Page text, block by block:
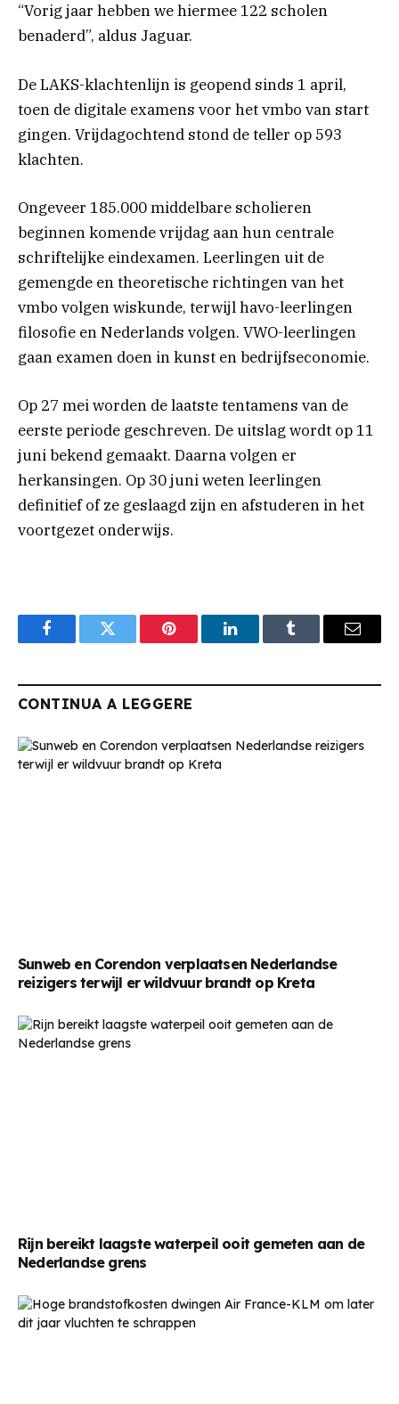
“Vorig jaar hebben we hiermee 122 scholen
benaderd”, aldus Jaguar.
De LAKS-klachtenlijn is geopend sinds 1 april,
toen de digitale examens voor het vmbo van start
gingen. Vrijdagochtend stond de teller op 593
klachten.
Ongeveer 185.000 middelbare scholieren
beginnen komende vrijdag aan hun centrale
schriftelijke eindexamen. Leerlingen uit de
gemengde en theoretische richtingen van het
vmbo volgen wiskunde, terwijl havo-leerlingen
filosofie en Nederlands volgen. VWO-leerlingen
gaan examen doen in kunst en bedrijfseconomie.
Op 27 mei worden de laatste tentamens van de
eerste periode geschreven. De uitslag wordt op 11
juni bekend gemaakt. Daarna volgen er
herkansingen. Op 30 juni weten leerlingen
definitief of ze geslaagd zijn en afstuderen in het
voortgezet onderwijs.
FacebookTwitter Pinterest LinkedInTumblr Email
CONTINUA A LEGGERE
Sunweb en Corendon verplaatsen Nederlandse
reizigers terwijl er wildvuur brandt op Kreta
Rijn bereikt laagste waterpeil ooit gemeten aan de
Nederlandse grens